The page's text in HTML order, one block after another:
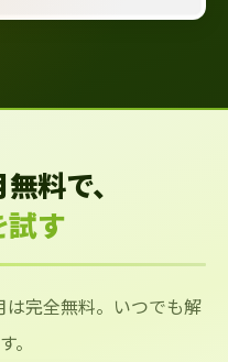
料で、
試す
完全無料。いつでも解
。